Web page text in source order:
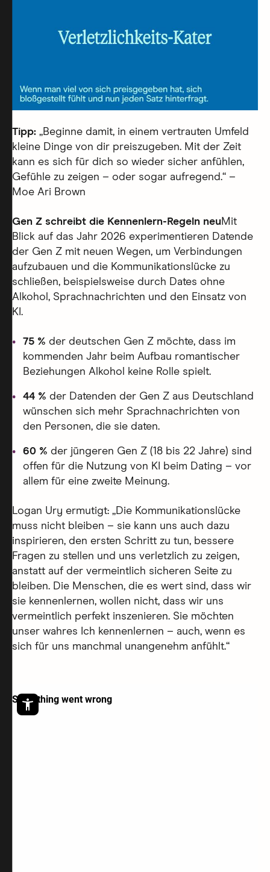
Tipp: „Beginne damit, in einem vertrauten Umfeld
kleine Dinge von dir preiszugeben. Mit der Zeit
kann es sich für dich so wieder sicher anfühlen,
Gefühle zu zeigen – oder sogar aufregend.“ –
Moe Ari Brown
Gen Z schreibt die Kennenlern-Regeln neuMit
Blick auf das Jahr 2026 experimentieren Datende
der Gen Z mit neuen Wegen, um Verbindungen
aufzubauen und die Kommunikationslücke zu
schließen, beispielsweise durch Dates ohne
Alkohol, Sprachnachrichten und den Einsatz von
KI.
75 % der deutschen Gen Z möchte, dass im
kommenden Jahr beim Aufbau romantischer
Beziehungen Alkohol keine Rolle spielt.
44 % der Datenden der Gen Z aus Deutschland
wünschen sich mehr Sprachnachrichten von
den Personen, die sie daten.
60 % der jüngeren Gen Z (18 bis 22 Jahre) sind
offen für die Nutzung von KI beim Dating – vor
allem für eine zweite Meinung.
Logan Ury ermutigt: „Die Kommunikationslücke
muss nicht bleiben – sie kann uns auch dazu
inspirieren, den ersten Schritt zu tun, bessere
Fragen zu stellen und uns verletzlich zu zeigen,
anstatt auf der vermeintlich sicheren Seite zu
bleiben. Die Menschen, die es wert sind, dass wir
sie kennenlernen, wollen nicht, dass wir uns
vermeintlich perfekt inszenieren. Sie möchten
unser wahres Ich kennenlernen – auch, wenn es
sich für uns manchmal unangenehm anfühlt.“